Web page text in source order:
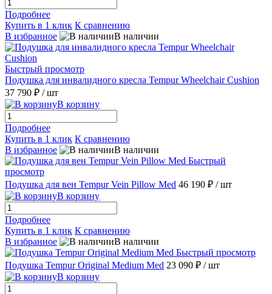
Подробнее
Купить в 1 клик К сравнению
В избранное
В наличии
Быстрый просмотр
Подушка для инвалидного кресла Tempur Wheelchair Cushion
37 790 ₽ / шт
В корзину
Подробнее
Купить в 1 клик К сравнению
В избранное
В наличии
Быстрый
просмотр
Подушка для вен Tempur Vein Pillow Med 46 190 ₽ / шт
В корзину
Подробнее
Купить в 1 клик К сравнению
В избранное
В наличии
Быстрый просмотр
Подушка Tempur Original Medium Med 23 090 ₽ / шт
В корзину